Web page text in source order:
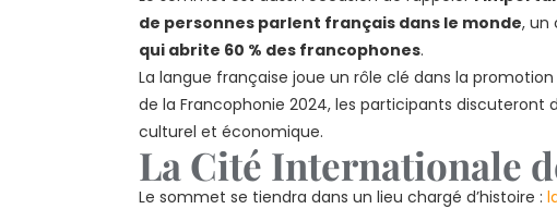
de personnes parlent français dans le monde, un
qui abrite 60 % des francophones.
La langue française joue un rôle clé dans la
de la Francophonie 2024, les participants
culturel et économique.
La Cité Internationale
Le sommet se tiendra dans un lieu chargé d’histoire :